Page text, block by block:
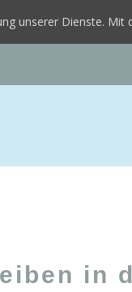
in
unserer Dienste.